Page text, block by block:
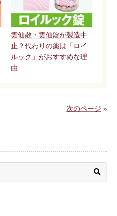
雲仙散・雲仙錠が製造中
止？代わりの薬は「ロイ
ルック」がおすすめな理
由
次のページ »